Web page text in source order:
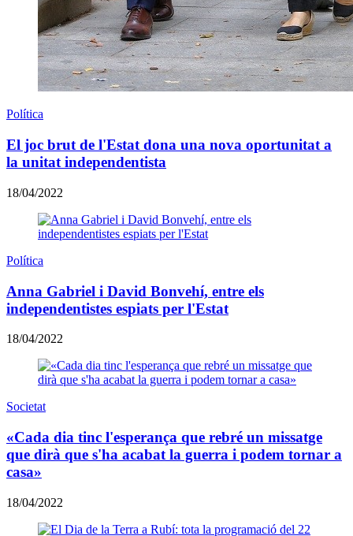
Política
El joc brut de l'Estat dona una nova oportunitat a
la unitat independentista
18/04/2022
Política
Anna Gabriel i David Bonvehí, entre els
independentistes espiats per l'Estat
18/04/2022
Societat
«Cada dia tinc l'esperança que rebré un missatge
que dirà que s'ha acabat la guerra i podem tornar a
casa»
18/04/2022